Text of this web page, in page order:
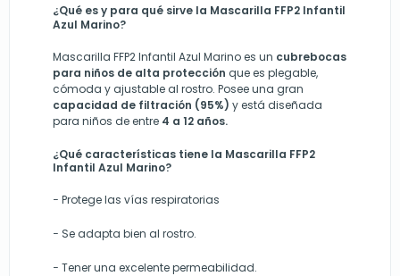
¿Qué es y para qué sirve la Mascarilla FFP2 Infantil
Azul Marino?
Mascarilla FFP2 Infantil Azul Marino es un cubrebocas
para niños de alta protección que es plegable,
cómoda y ajustable al rostro. Posee una gran
capacidad de filtración (95%) y está diseñada
para niños de entre 4 a 12 años.
¿Qué características tiene la Mascarilla FFP2
Infantil Azul Marino?
− Protegelas vías respiratorias
− Se adapta bien al rostro.
− Tener una excelente permeabilidad.